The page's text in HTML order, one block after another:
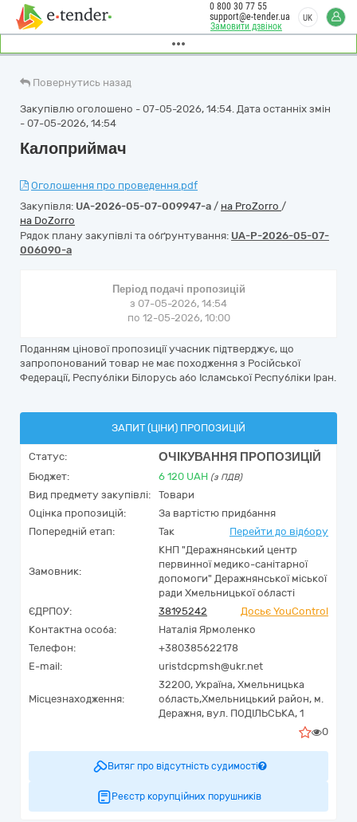
Замовити дзвінок
0 800 30 77 55
support@e-tender.ua
UK
Повернутись назад
Закупівлю оголошено - 07-05-2026, 14:54. Дата останніх змін
- 07-05-2026, 14:54
Калоприймач
Оголошення про проведення.pdf
Закупівля: UA-2026-05-07-009947-a / на ProZorro /
на DoZorro
Рядок плану закупівлі та обґрунтування: UA-P-2026-05-07-
006090-a
Період подачі пропозицій
з 07-05-2026, 14:54
по 12-05-2026, 10:00
Поданням цінової пропозиції учасник підтверджує, що
запропонований товар не має походження з Російської
Федерації, Республіки Білорусь або Ісламської Республіки Іран.
ЗАПИТ (ЦІНИ) ПРОПОЗИЦІЙ
Статус: ОЧІКУВАННЯ ПРОПОЗИЦІЙ
Бюджет: 6 120 UAH (з ПДВ)
Вид предмету закупівлі:
Товари
Оцінка пропозицій:
За вартістю придбання
Попередній етап:
Так Перейти до відбору
Замовник:
КНП "Деражнянський центр
первинної медико-санітарної
допомоги" Деражнянської міської
ради Хмельницької області
ЄДРПОУ:
38195242
Досьє YouControl
Контактна особа:
Наталія Ярмоленко
Телефон:
+380385622178
E-mail:
uristdcpmsh@ukr.net
Місцезнаходження:
32200, Україна, Хмельницька
область,Хмельницький район, м.
Деражня, вул. ПОДІЛЬСЬКА, 1
0
Витяг про відсутність судимості
Реєстр корупційних порушників